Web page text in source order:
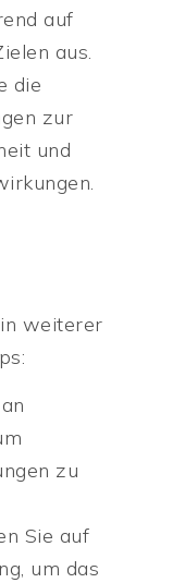
auf
aus.
die
zur
und
weiterer
zu
Sie auf
um das